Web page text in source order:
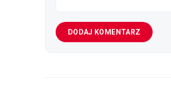
DODAJ KOMENTARZ